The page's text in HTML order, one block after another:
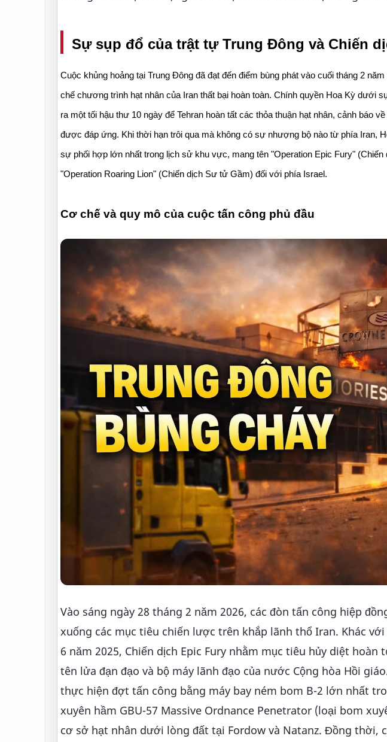
Sự sụp đổ của trật tự Trung Đông và Chiến
Cuộc khủng hoảng tại Trung Đông đã đạt đến điểm bùng phát vào cuối tháng 2
chế chương trình hạt nhân của Iran thất bại hoàn toàn. Chính quyền Hoa Kỳ dưới
ra một tối hậu thư 10 ngày để Tehran hoàn tất các thỏa thuận hạt nhân, cảnh báo
được đáp ứng. Khi thời hạn trôi qua mà không có sự nhượng bộ nào từ phía Iran,
sự phối hợp lớn nhất trong lịch sử khu vực, mang tên "Operation Epic Fury"
"Operation Roaring Lion" (Chiến dịch Sư tử Gầm) đối với phía Israel.
Cơ chế và quy mô của cuộc tấn công phủ đầu
Vào sáng ngày 28 tháng 2 năm 2026, các đòn tấn công hiệp
xuống các mục tiêu chiến lược trên khắp lãnh thổ Iran. Khác
6 năm 2025, Chiến dịch Epic Fury nhằm mục tiêu hủy diệt
tên lửa đạn đạo và bộ máy lãnh đạo của nước Cộng hòa Hồi
thực hiện đợt tấn công bằng máy bay ném bom B-2 lớn nhất
xuyên hầm GBU-57 Massive Ordnance Penetrator (loại bom
cơ sở hạt nhân dưới lòng đất tại Fordow và Natanz. Đồng thời,